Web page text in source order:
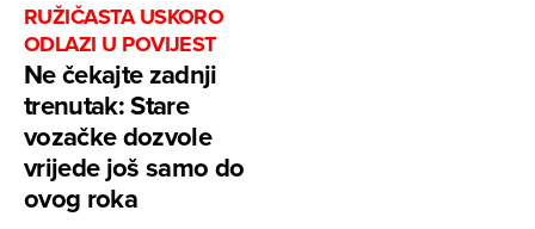
RUŽIČASTA USKORO
ODLAZI U POVIJEST
Ne čekajte zadnji
trenutak: Stare
vozačke dozvole
vrijede još samo do
ovog roka